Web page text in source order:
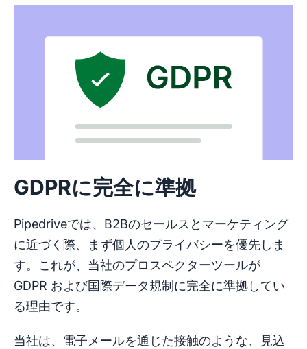
GDPRに完全に準拠
Pipedriveでは、B2Bのセールスとマーケティング
に近づく際、まず個人のプライバシーを優先しま
す。これが、当社のプロスペクターツールが
GDPR および国際データ規制に完全に準拠してい
る理由です。
当社は、電子メールを通じた接触のような、見込